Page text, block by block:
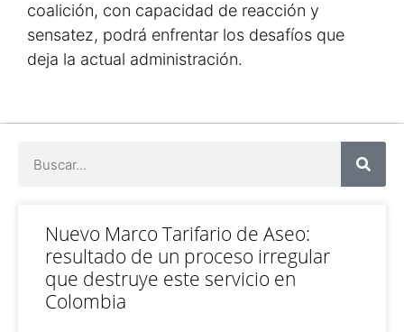
coalición, con capacidad de reacción y
sensatez, podrá enfrentar los desafíos que
deja la actual administración.
Nuevo Marco Tarifario de Aseo:
resultado de un proceso irregular
que destruye este servicio en
Colombia